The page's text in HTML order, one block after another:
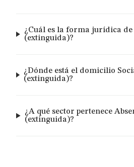
¿Cuál es la forma jurídica de
(extinguida)?
¿Dónde está el domicilio
(extinguida)?
¿A qué sector pertenece
(extinguida)?